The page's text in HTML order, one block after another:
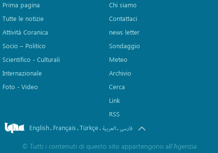
Prima pagina
Tutte le notizie
Attività Coranica
Socio – Politico
Scientifico - Culturali
Internazionale
Foto - Video
Chi siamo
Contattaci
news letter
Sondaggio
Meteo
Archivio
Cerca
Link
RSS
English. Français.Türkçe. العربیة.فارسی
© Tutti i contenuti di questo sito appartengono all'Agenzia